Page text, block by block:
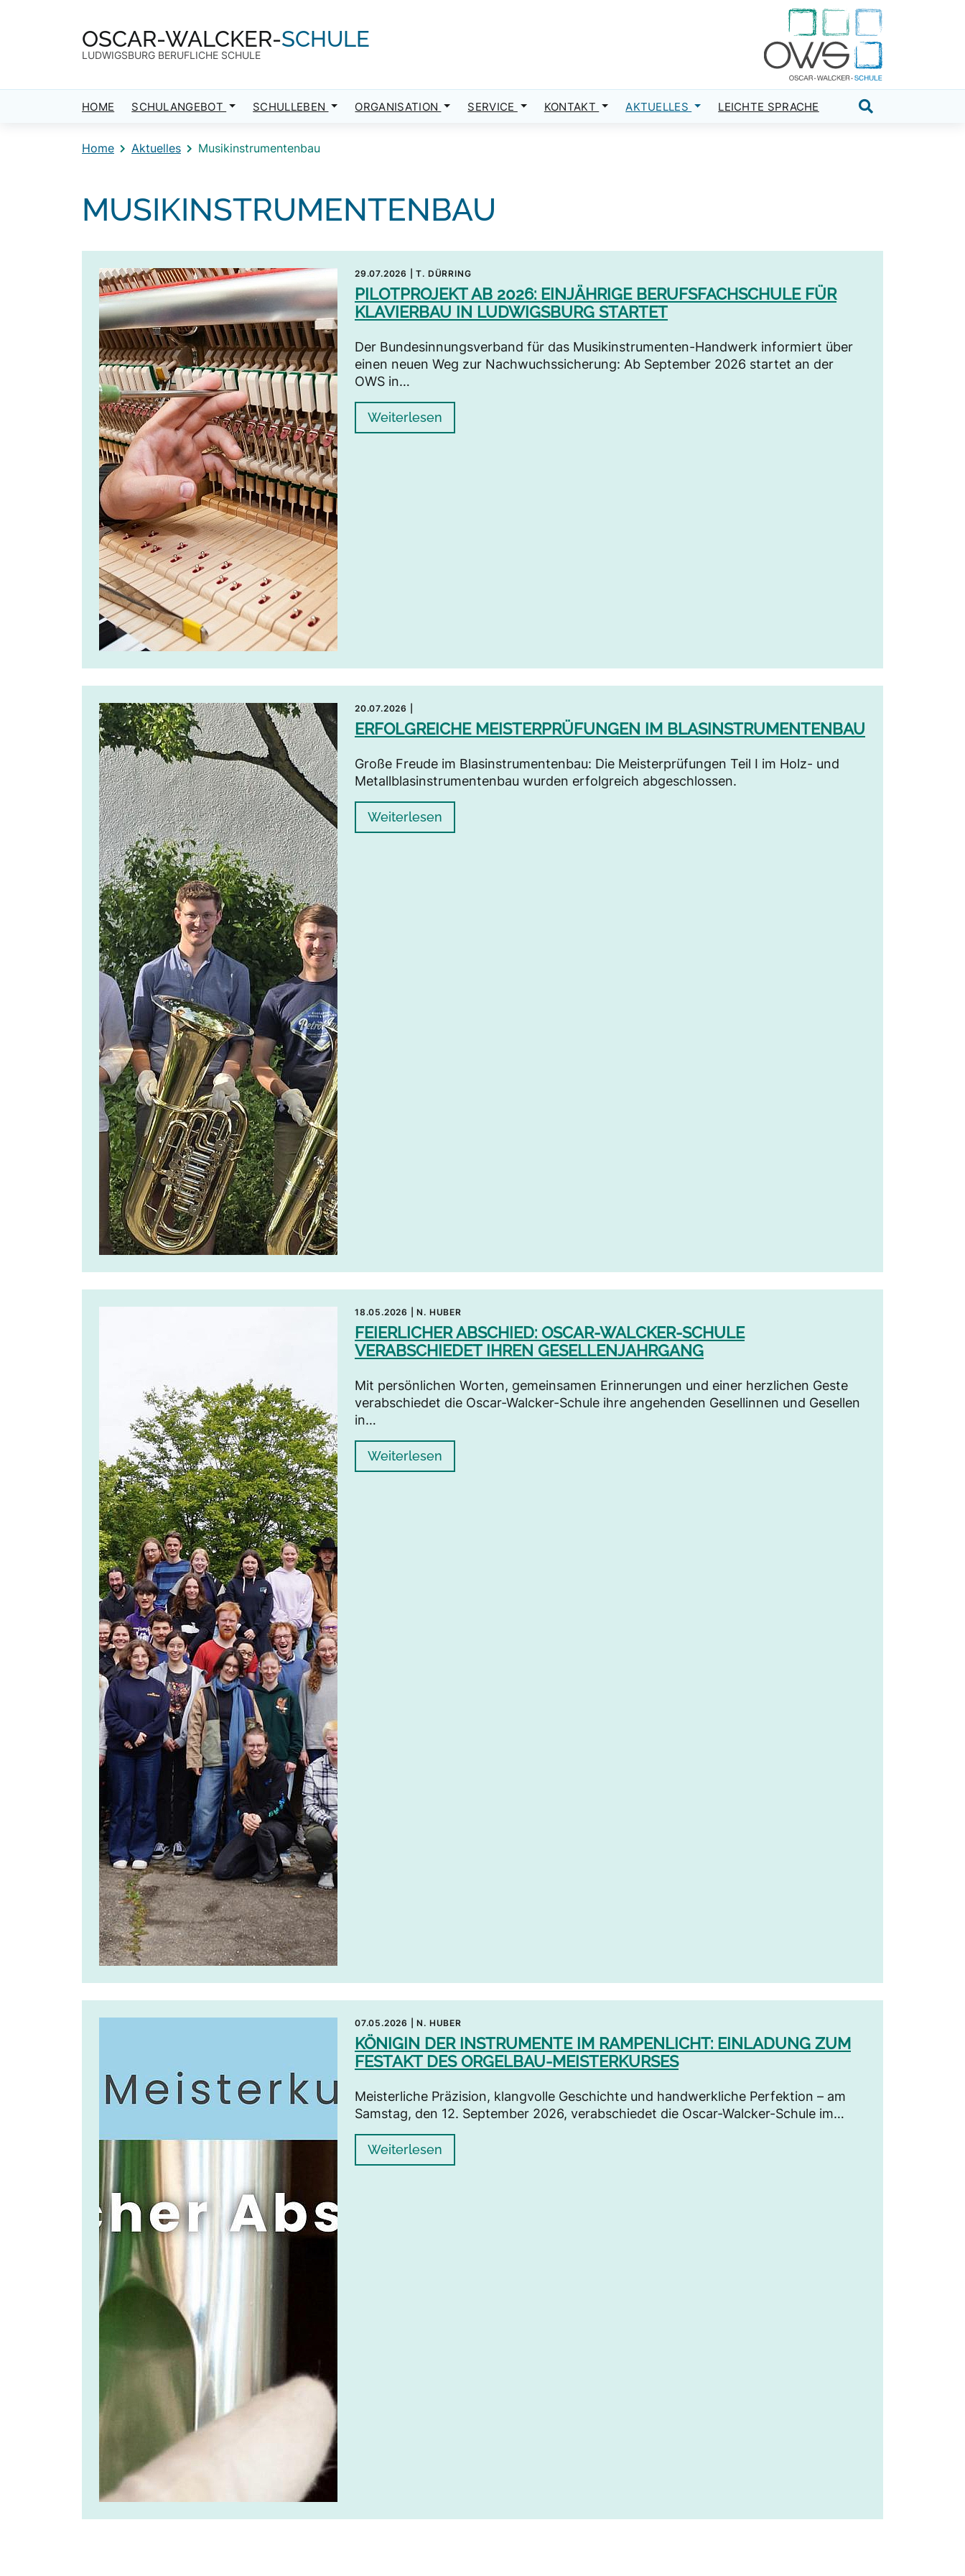
OSCAR-WALCKER-SCHULE
LUDWIGSBURG BERUFLICHE SCHULE
HOME SCHULANGEBOT SCHULLEBEN ORGANISATION SERVICE KONTAKT AKTUELLES LEICHTE SPRACHE
Home Aktuelles Musikinstrumentenbau
MUSIKINSTRUMENTENBAU
29.07.2026 |T. DÜRRING
PILOTPROJEKT AB 2026: EINJÄHRIGE BERUFSFACHSCHULE FÜR
KLAVIERBAU IN LUDWIGSBURG STARTET
Der Bundesinnungsverband für das Musikinstrumenten-Handwerk informiert über
einen neuen Weg zur Nachwuchssicherung: Ab September 2026 startet an der
OWS in…
Weiterlesen
20.07.2026
ERFOLGREICHE MEISTERPRÜFUNGEN IM BLASINSTRUMENTENBAU
Große Freude im Blasinstrumentenbau: Die Meisterprüfungen Teil I im Holz- und
Metallblasinstrumentenbau wurden erfolgreich abgeschlossen.
Weiterlesen
18.05.2026 |N. HUBER
FEIERLICHER ABSCHIED: OSCAR-WALCKER-SCHULE
VERABSCHIEDET IHREN GESELLENJAHRGANG
Mit persönlichen Worten, gemeinsamen Erinnerungen und einer herzlichen Geste
verabschiedet die Oscar-Walcker-Schule ihre angehenden Gesellinnen und Gesellen
in…
Weiterlesen
07.05.2026 |N. HUBER
KÖNIGIN DER INSTRUMENTE IM RAMPENLICHT: EINLADUNG ZUM
FESTAKT DES ORGELBAU-MEISTERKURSES
Meisterliche Präzision, klangvolle Geschichte und handwerkliche Perfektion – am
Samstag, den 12. September 2026, verabschiedet die Oscar-Walcker-Schule im…
Weiterlesen